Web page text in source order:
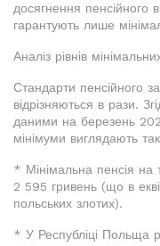
досягнення пенсійного
гарантують лише
Аналіз рівнів
Стандарти пенсійного
відрізняються в рази.
даними на березень
мінімуми виглядають
* Мінімальна пенсія на
2 595 гривень (що в
польських злотих).
* У Республіці Польща